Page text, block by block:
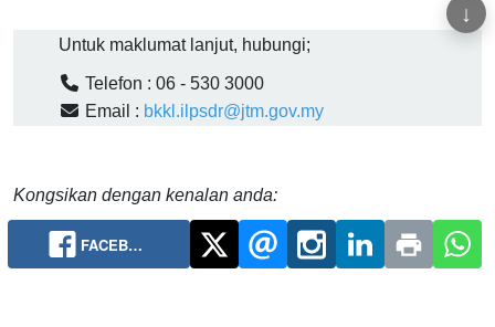
↓
Untuk maklumat lanjut, hubungi;
 Telefon : 06 - 530 3000
 Email : bkkl.ilpsdr@jtm.gov.my
Kongsikan dengan kenalan anda:
FACEB…